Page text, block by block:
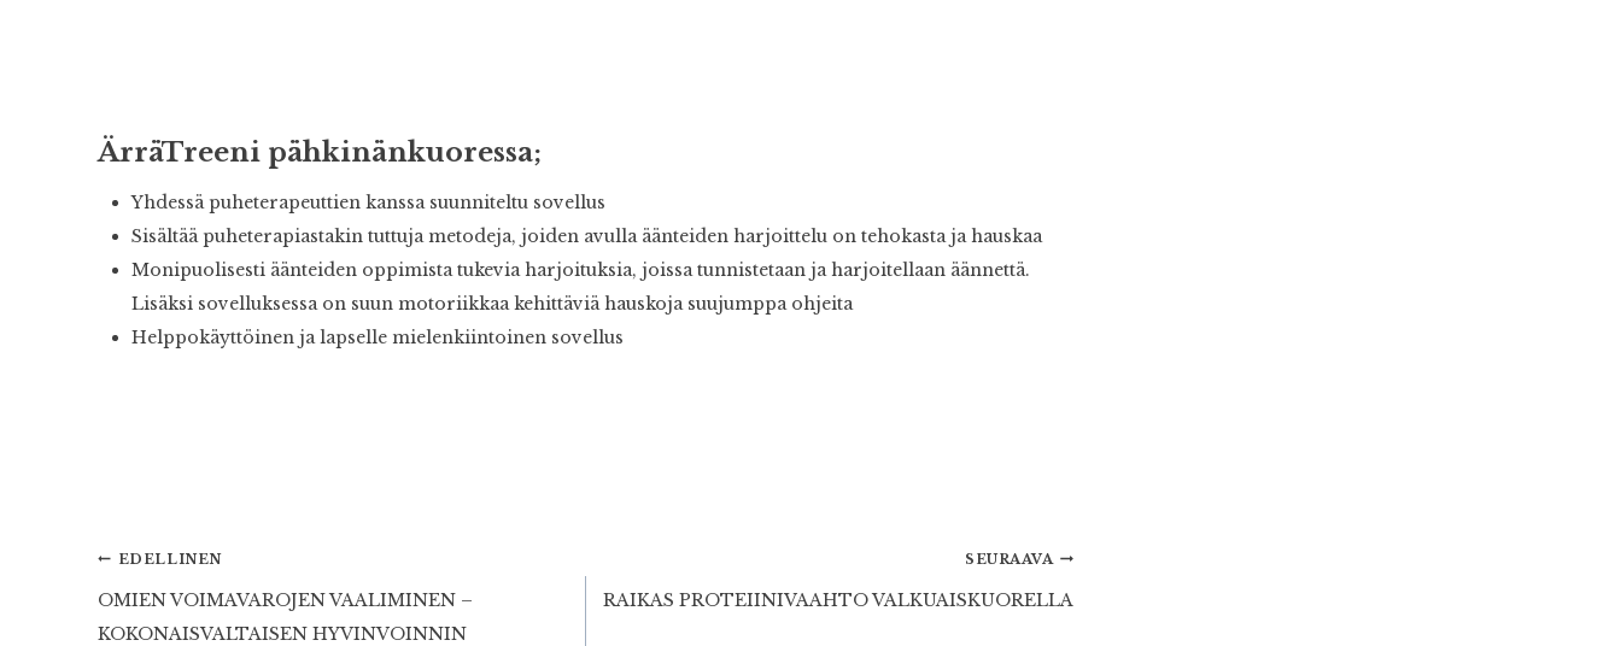
ÄrräTreeni pähkinänkuoressa;
Yhdessä puheterapeuttien kanssa suunniteltu sovellus
Sisältää puheterapiastakin tuttuja metodeja, joiden avulla äänteiden harjoittelu on tehokasta ja hauskaa
Monipuolisesti äänteiden oppimista tukevia harjoituksia, joissa tunnistetaan ja harjoitellaan äännettä.
Lisäksi sovelluksessa on suun motoriikkaa kehittäviä hauskoja suujumppa ohjeita
Helppokäyttöinen ja lapselle mielenkiintoinen sovellus
Artikkelien
selaus
EDELLINEN
OMIEN VOIMAVAROJEN VAALIMINEN –
KOKONAISVALTAISEN HYVINVOINNIN
SEURAAVA
RAIKAS PROTEIINIVAAHTO VALKUAISKUORELLA